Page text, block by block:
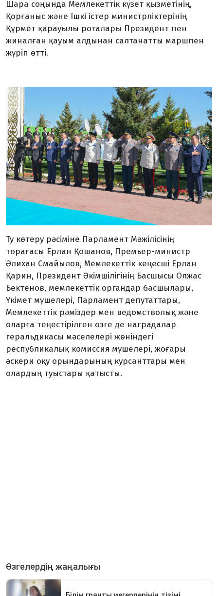
Шара соңында Мемлекеттік күзет қызметінің,
Қорғаныс және Ішкі істер министрліктерінің
Құрмет қарауылы роталары Президент пен
жиналған қауым алдынан салтанатты маршпен
жүріп өтті.
Ту көтеру рәсіміне Парламент Мәжілісінің
төрағасы Ерлан Қошанов, Премьер-министр
Әлихан Смайылов, Мемлекеттік кеңесші Ерлан
Қарин, Президент Әкімшілігінің Басшысы Олжас
Бектенов, мемлекеттік органдар басшылары,
Үкімет мүшелері, Парламент депутаттары,
Мемлекеттік рәміздер мен ведомстволық және
оларға теңестірілген өзге де наградалар
геральдикасы мәселелері жөніндегі
республикалық комиссия мүшелері, жоғары
әскери оқу орындарының курсанттары мен
олардың туыстары қатысты.